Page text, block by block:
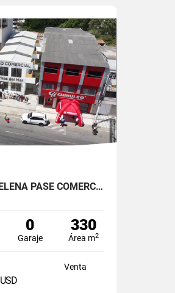
LA LIBERTAD SANTA ELENA PASE COMERCIAL CON 8 LOCALES EN VENTA
0
Garaje
330
Área m2
Venta
USD